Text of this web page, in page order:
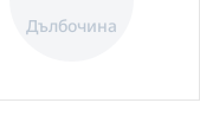
Дълбочина